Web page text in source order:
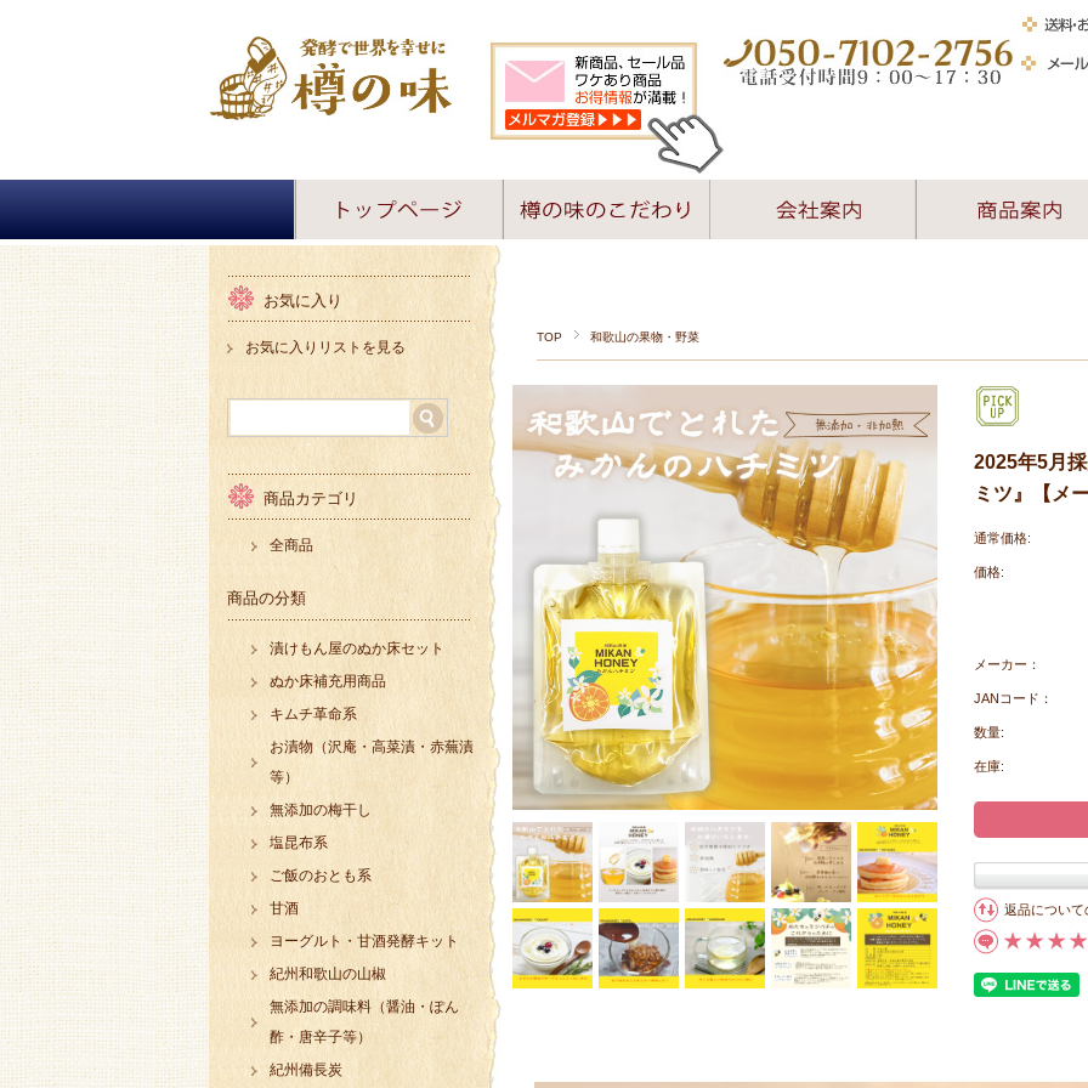
TOP 和歌山の果物・野菜
2025年5月
ミツ』【メ
通常価格:
価格:
メーカー：
JANコード：
数量:
在庫:
返品につい
お気に入り
お気に入りリストを見る
商品カテゴリ
全商品
商品の分類
漬けもん屋のぬか床セット
ぬか床補充用商品
キムチ革命系
お漬物（沢庵・高菜漬・赤蕪漬
等）
無添加の梅干し
塩昆布系
ご飯のおとも系
甘酒
ヨーグルト・甘酒発酵キット
紀州和歌山の山椒
無添加の調味料（醤油・ぽん
酢・唐辛子等）
紀州備長炭